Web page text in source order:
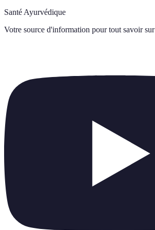
Santé Ayurvédique
Votre source d'information pour tout savoir sur